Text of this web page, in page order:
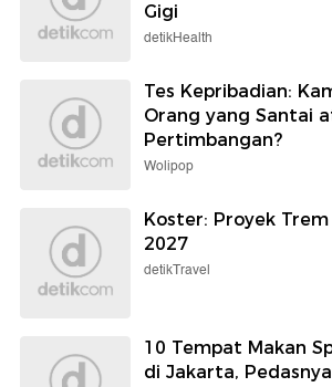
Gigi
detikHealth
Tes Kepribadian:
Orang yang Santai
Pertimbangan?
Wolipop
Koster: Proyek
2027
detikTravel
10 Tempat Makan
di Jakarta,